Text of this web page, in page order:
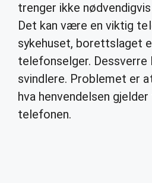
trenger ikke
Det kan være en viktig
sykehuset, borettslaget
telefonselger.
svindlere. Problemet er
hva henvendelsen
telefonen.